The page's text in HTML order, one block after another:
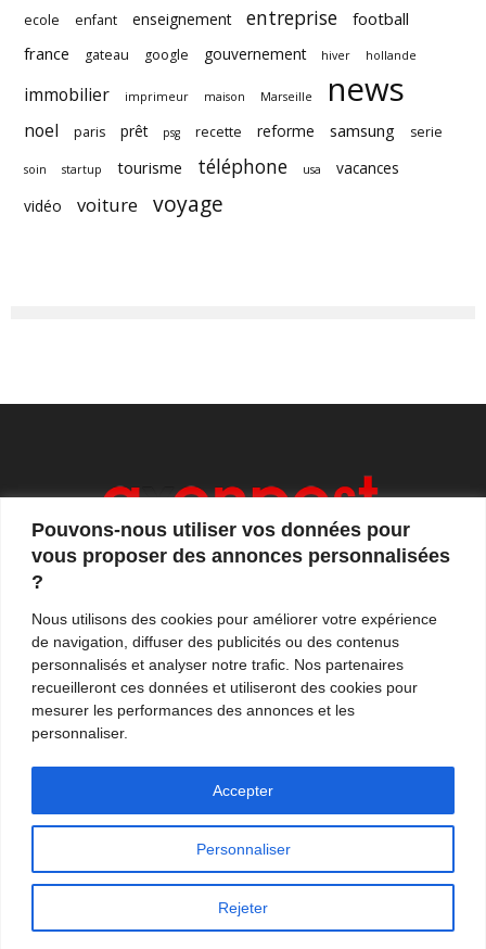
Pouvons-nous utiliser vos données pour
vous proposer des annonces personnalisées
?
Nous utilisons des cookies pour améliorer votre expérience
de navigation, diffuser des publicités ou des contenus
personnalisés et analyser notre trafic. Nos partenaires
recueilleront ces données et utiliseront des cookies pour
mesurer les performances des annonces et les
personnaliser.
Personnaliser
Rejeter
Accepter
ecole enfant enseignement entreprise
football
france
gateau google gouvernement hiver hollande
immobilier imprimeur maison Marseille news
noel paris prêt psg recette reforme samsung serie
soin startup tourisme téléphone usa
vacances
vidéo
voiture voyage
et de tendances. Notre équipe de journalistes vous
propose quotidiennement de suivre l'actualité en
France et à l'international.
Contactez-nous:contact@axonpost.com
Mentions légales Nos auteurs
Contacter Axonpost
© Tous droits réservés - Axonpost